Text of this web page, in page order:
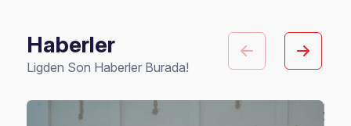
Haberler
Ligden Son Haberler Burada!